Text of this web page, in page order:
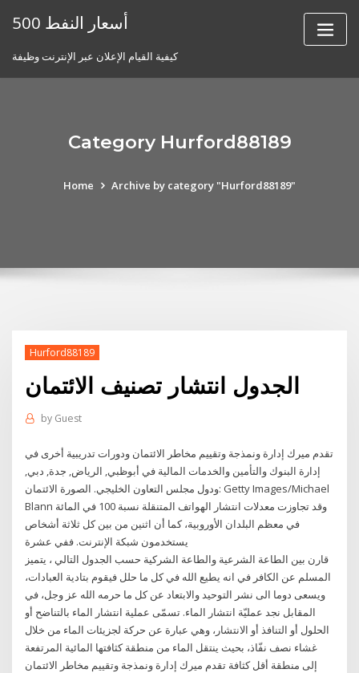
أسعار النفط 500
كيفية القيام الإعلان عبر الإنترنت وظيفة
Category Hurford88189
Home Archive by category "Hurford88189"
Hurford88189
الجدول انتشار تصنيف الائتمان
by Guest
تقدم ميرك إدارة ونمذجة وتقييم مخاطر الائتمان ودورات تدريبية أخرى في
إدارة البنوك والتأمين والخدمات المالية في أبوظبي, الرياض, جدة, دبي,
ودول مجلس التعاون الخليجي. الصورة الائتمان: Getty Images/Michael
Blann وقد تجاوزت معدلات انتشار الهواتف المتنقلة نسبة 100 في المائة
في معظم البلدان الأوروبية، كما أن اثنين من بين كل ثلاثة أشخاص
يستخدمون شبكة الإنترنت. ففي عشرة
قارن بين الطاعة الشرعية والطاعة الشركية حسب الجدول التالي ، يتميز
المسلم عن الكافر في انه يطيع الله في كل ما حلل فيقوم بتادية العبادات،
ويسعى دوما الى نشر التوحيد والابتعاد عن كل ما حرمه الله عز وجل، في
المقابل نجد عمليّة انتشار الماء. تسمّى عملية انتشار الماء بالتناضح أو
الحلول أو التنافذ أو الانتشار، وهي عبارة عن حركة لجزيئات الماء من خلال
غشاء نصف نفّاذ، بحيث ينتقل الماء من منطقة كثافتها المائية المرتفعة
إلى منطقة أقل كثافة تقدم ميرك إدارة ونمذجة وتقييم مخاطر الائتمان